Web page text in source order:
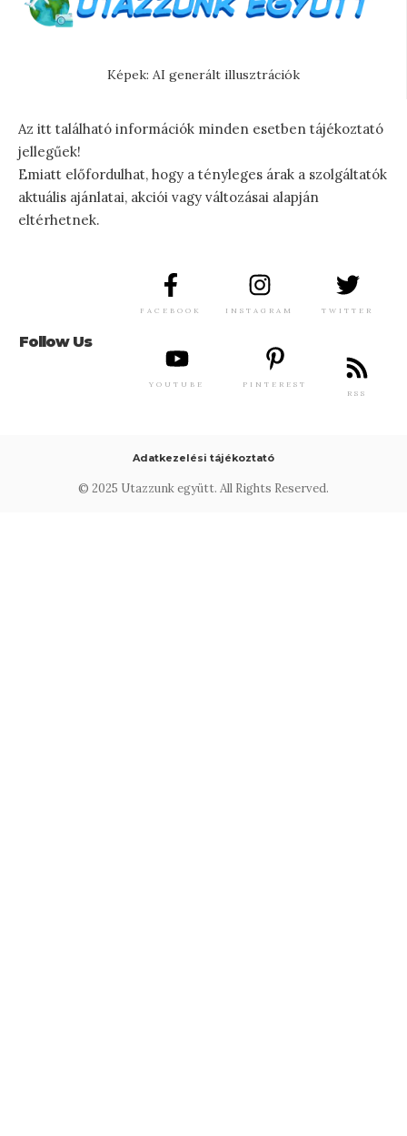
Képek: AI generált illusztrációk
Az itt található információk minden esetben tájékoztató
jellegűek!
Emiatt előfordulhat, hogy a tényleges árak a szolgáltatók
aktuális ajánlatai, akciói vagy változásai alapján
eltérhetnek.
Follow Us
FACEBOOK INSTAGRAM TWITTER
YOUTUBE
PINTEREST
RSS
© 2025 Utazzunk együtt. All Rights Reserved.
Adatkezelési tájékoztató